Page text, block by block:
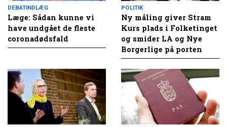
DEBATINDLÆG
Læge: Sådan kunne vi
have undgået de fleste
coronadødsfald
POLITIK
Ny måling giver Stram
Kurs plads i Folketinget
og smider LA og Nye
Borgerlige på porten